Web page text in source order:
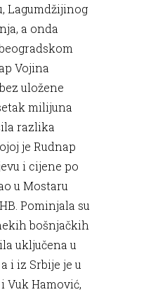
Lagumdžijinog
a onda
Vojina
uložene
milijuna
razlika
je Rudnap
i cijene po
u Mostaru
Pominjala su
bošnjačkih
uključena u
i iz Srbije je u
Vuk Hamović,